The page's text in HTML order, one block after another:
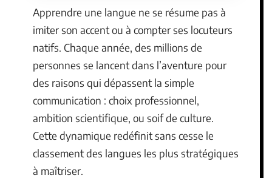
Apprendre une langue ne se résume pas à
imiter son accent ou à compter ses locuteurs
natifs. Chaque année, des millions de
personnes se lancent dans l’aventure pour
des raisons qui dépassent la simple
communication : choix professionnel,
ambition scientifique, ou soif de culture.
Cette dynamique redéfinit sans cesse le
classement des langues les plus stratégiques
à maîtriser.